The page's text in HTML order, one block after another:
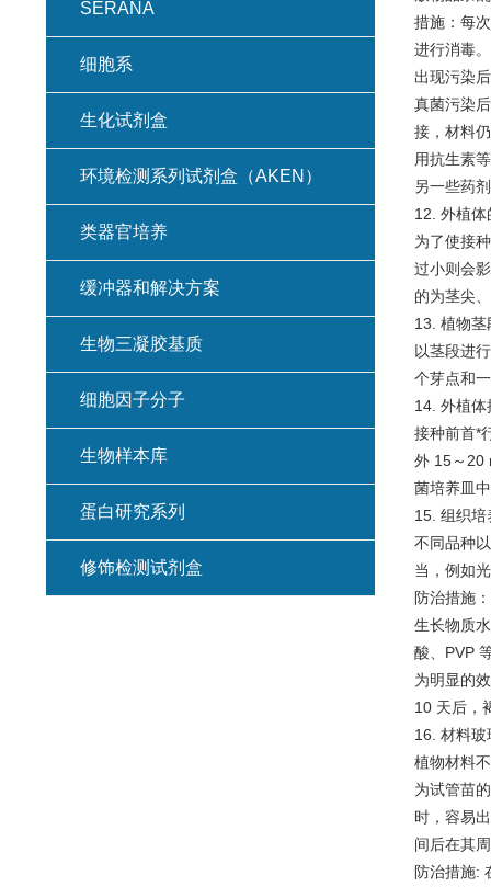
措施：每
进行消毒
出现污染
真菌污染
接，材料
用抗生素
另一些药
12. 外植体
为了使接
过小则会
的为茎尖
13. 植物茎
以茎段进
个芽点和
14. 外植体
接种前首*
外 15～20
菌培养皿
15. 组织培
不同品种
当，例如
防治措施
生长物质
酸、PVP
为明显的
10 天后，
16. 材料玻
植物材料
为试管苗
时，容易
间后在其
防治措施:
SERANA
细胞系
生化试剂盒
环境检测系列试剂盒（AKEN）
类器官培养
缓冲器和解决方案
生物三凝胶基质
细胞因子分子
生物样本库
蛋白研究系列
修饰检测试剂盒